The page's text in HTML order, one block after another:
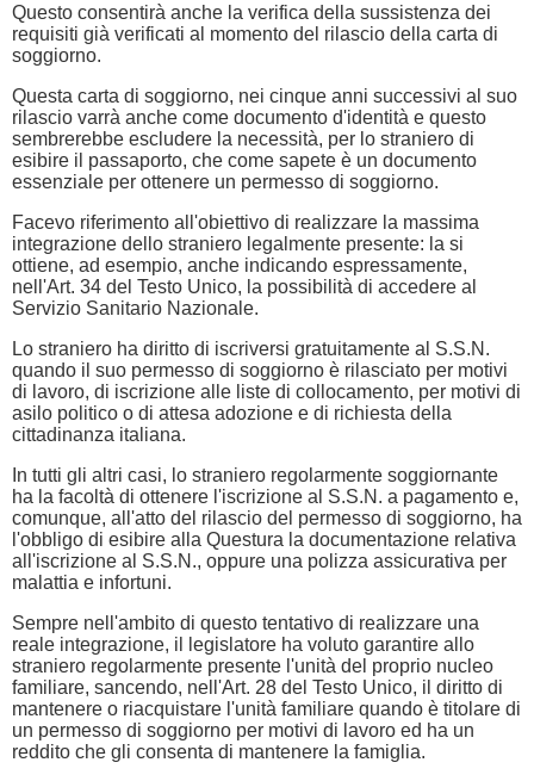
Questo consentirà anche la verifica della sussistenza dei
requisiti già verificati al momento del rilascio della carta di
soggiorno.
Questa carta di soggiorno, nei cinque anni successivi al suo
rilascio varrà anche come documento d'identità e questo
sembrerebbe escludere la necessità, per lo straniero di
esibire il passaporto, che come sapete è un documento
essenziale per ottenere un permesso di soggiorno.
Facevo riferimento all'obiettivo di realizzare la massima
integrazione dello straniero legalmente presente: la si
ottiene, ad esempio, anche indicando espressamente,
nell'Art. 34 del Testo Unico, la possibilità di accedere al
Servizio Sanitario Nazionale.
Lo straniero ha diritto di iscriversi gratuitamente al S.S.N.
quando il suo permesso di soggiorno è rilasciato per motivi
di lavoro, di iscrizione alle liste di collocamento, per motivi di
asilo politico o di attesa adozione e di richiesta della
cittadinanza italiana.
In tutti gli altri casi, lo straniero regolarmente soggiornante
ha la facoltà di ottenere l'iscrizione al S.S.N. a pagamento e,
comunque, all'atto del rilascio del permesso di soggiorno, ha
l'obbligo di esibire alla Questura la documentazione relativa
all'iscrizione al S.S.N., oppure una polizza assicurativa per
malattia e infortuni.
Sempre nell'ambito di questo tentativo di realizzare una
reale integrazione, il legislatore ha voluto garantire allo
straniero regolarmente presente l'unità del proprio nucleo
familiare, sancendo, nell'Art. 28 del Testo Unico, il diritto di
mantenere o riacquistare l'unità familiare quando è titolare di
un permesso di soggiorno per motivi di lavoro ed ha un
reddito che gli consenta di mantenere la famiglia.